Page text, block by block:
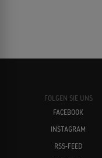
FOLGEN SIE UNS
FACEBOOK
INSTAGRAM
RSS-FEED